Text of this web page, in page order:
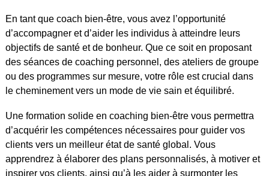
En tant que coach bien-être, vous avez l’opportunité
d’accompagner et d’aider les individus à atteindre leurs
objectifs de santé et de bonheur. Que ce soit en proposant
des séances de coaching personnel, des ateliers de groupe
ou des programmes sur mesure, votre rôle est crucial dans
le cheminement vers un mode de vie sain et équilibré.
Une formation solide en coaching bien-être vous permettra
d’acquérir les compétences nécessaires pour guider vos
clients vers un meilleur état de santé global. Vous
apprendrez à élaborer des plans personnalisés, à motiver et
inspirer vos clients, ainsi qu’à les aider à surmonter les